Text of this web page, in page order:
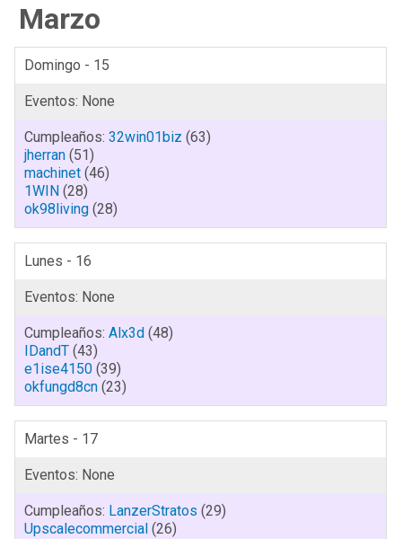
Marzo
Domingo - 15
32win01biz (63)
jherran (51)
machinet (46)
1WIN (28)
ok98living (28)
Lunes - 16
Alx3d (48)
IDandT (43)
e1ise4150 (39)
okfungd8cn (23)
Martes - 17
LanzerStratos (29)
Upscalecommercial (26)